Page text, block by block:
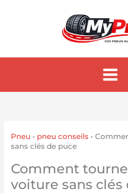
Pneu • pneu conseils •
sans clés de puce
Comment
voiture sans clés